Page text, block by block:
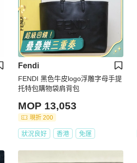
Fendi
FENDI 黑色牛皮logo浮雕字母手提
托特包購物袋肩背包
MOP 13,053
現折 200
狀況良好 香港 免運